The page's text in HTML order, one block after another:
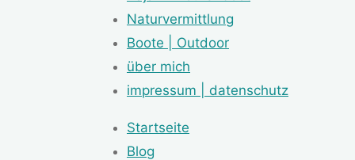
Naturvermittlung
Boote | Outdoor
über mich
impressum | datenschutz
Startseite
Blog